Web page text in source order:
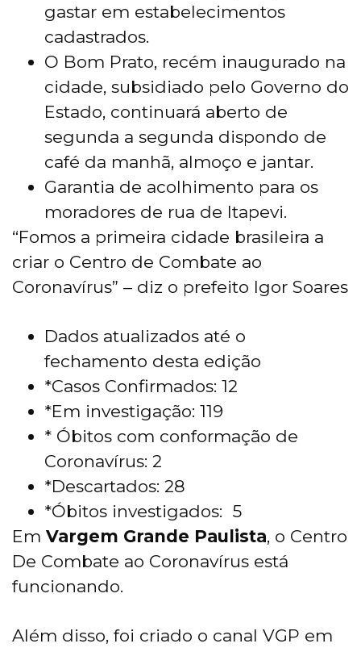
gastar em estabelecimentos
cadastrados.
O Bom Prato, recém inaugurado na
cidade, subsidiado pelo Governo do
Estado, continuará aberto de
segunda a segunda dispondo de
café da manhã, almoço e jantar.
Garantia de acolhimento para os
moradores de rua de Itapevi.
“Fomos a primeira cidade brasileira a
criar o Centro de Combate ao
Coronavírus” – diz o prefeito Igor Soares
Dados atualizados até o
fechamento desta edição
*Casos Confirmados: 12
*Em investigação: 119
* Óbitos com conformação de
Coronavírus: 2
*Descartados: 28
*Óbitos investigados: 5
Em Vargem Grande Paulista, o Centro
De Combate ao Coronavírus está
funcionando.
Além disso, foi criado o canal VGP em